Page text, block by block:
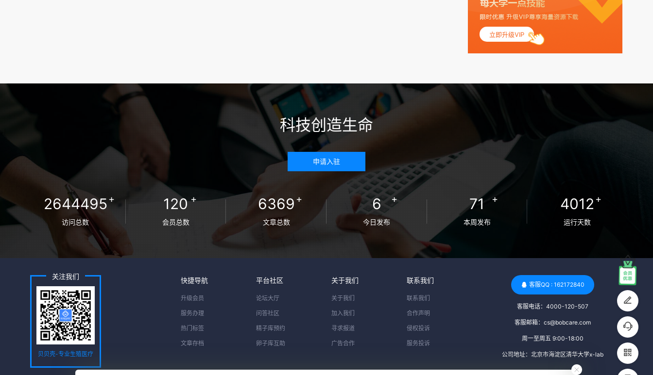
指数（BMI）：捐赠者的BMI通常需要在正常
范围内，以确保其身体健康状况良好。过高
的BMI可能与多种健康问题相关联，包括不孕
症和妊娠并发症。 生殖健康：捐赠者需要有
规律的月经期，无生殖障碍或异常问题。此
赠者及其家庭成员需要无严重的遗传病史、
传染病检查：捐赠者需要进行全面的传染病
检查，包括乙肝、丙肝、HIV、梅毒等。这些
检查旨在确保捐赠者未携带任何可传染给受
卵者的病原体。 药物与生活习惯：捐赠者需
要是非尼古丁使用者、非吸烟者、非吸毒
者，并且未使用可能影响卵子质量的药物，
如某些精神药物和避孕植入物。 学历与心理
标准 学历要求：部分卵子库对捐赠者的学历
为捐赠者，但这并不是绝对的筛选条件。 心
估，以确定其对捐赠过程的态度、理解可能
遇到的问题以及未来与受卵者的关系。这有
助于确保捐赠者在捐赠过程中保持积极的心
态，并理解其捐赠行为的意义。 其他标准 责
尊重预约和时间表。这有助于确保捐赠周期
的顺利进行，并保障受卵者的权益。 面试与
立即升级VIP
科技创造生命
申请入驻
2644495+
访问总数
120+
会员总数
6369 +
文章总数
6 +
今日发布
71 +
本周发布
4012 +
运行天数
关注我们
贝贝壳-专业生殖医疗
服务
快捷导航
升级会员
服务办理
热门标签
文章存档
平台社区
论坛大厅
问答社区
精子库预约
卵子库互助
关于我们
关于我们
加入我们
寻求报道
广告合作
联系我们
联系我们
合作声明
侵权投诉
服务投诉
客服QQ : 162172840
客服电话：4000-120-507
客服邮箱：cs@bobcare.com
周一至周五 9:00-18:00
公司地址：北京市海淀区清华大学x-lab